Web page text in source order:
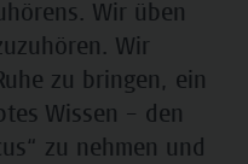
Wir üben
Wir
zu bringen, ein
Wissen – den
zu nehmen und